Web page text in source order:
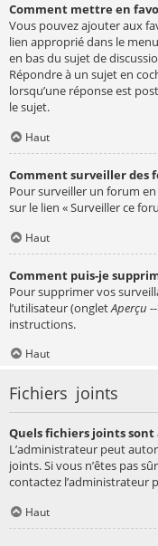
Comment mettre en
Vous pouvez ajouter aux
lien approprié dans le
en bas du sujet de
Répondre à un sujet en
lorsqu’une réponse est
le sujet.
Haut
Comment surveiller des
Pour surveiller un forum
sur le lien « Surveiller ce
Haut
Comment puis-je
Pour supprimer vos
l’utilisateur (ongletAperçu
instructions.
Haut
Fichiers joints
Quels fichiers joints
L’administrateur peut
joints. Si vous n’êtes pas
contactez l’administrateur
Haut